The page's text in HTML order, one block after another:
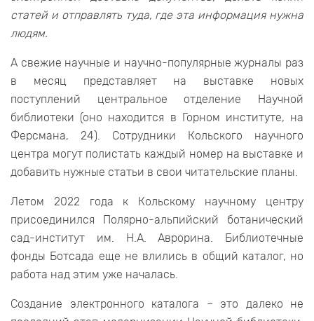
статей и отправлять туда, где эта информация нужна
людям.
А свежие научные и научно-популярные журналы раз
в месяц представляет на выставке новых
поступлений центральное отделение Научной
библиотеки (оно находится в Горном институте, на
Ферсмана, 24). Сотрудники Кольского научного
центра могут полистать каждый номер на выставке и
добавить нужные статьи в свои читательские планы.
Летом 2022 года к Кольскому научному центру
присоединился Полярно-альпийский ботанический
сад-институт им. Н.А. Аврорина. Библиотечные
фонды Ботсада еще не влились в общий каталог, но
работа над этим уже началась.
Создание электронного каталога – это далеко не